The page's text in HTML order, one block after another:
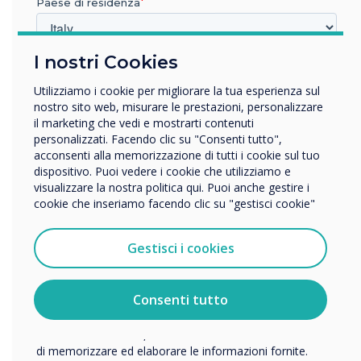
emotivo di una forza lavoro costantemente
distanziata.
Mentre si tiene una riunione in una Huddle
Room, ad esempio, con persone distanti 2 metri
l'una dall'altra o addirittura non presenti nella
stanza, sembra ridicolmente contraddittorio, le
riunioni regolari del team saranno più
importanti che mai. Riunire le persone e
concentrarsi su uno schermo condiviso, che
siano nella stanza o meno, consente loro di
incontrarsi, interagire, chattare, ridere,
supportare, confortare, pensare e collaborare.
Questo è ciò che trasforma un gruppo di
persone in un team produttivo, ovunque si
trovino.
Così come il futuro è sempre stato plasmato
I nostri Cookies
Utilizziamo i cookie per migliorare la tua esperienza sul
nostro sito web, misurare le prestazioni, personalizzare
il marketing che vedi e mostrarti contenuti
personalizzati. Facendo clic su "Consenti tutto",
acconsenti alla memorizzazione di tutti i cookie sul tuo
dispositivo. Puoi vedere i cookie che utilizziamo e
visualizzare la nostra politica qui. Puoi anche gestire i
cookie che inseriamo facendo clic su "gestisci cookie"
Gestisci i cookies
Consenti tutto
In quale settore lavora?
Impresa
Altro
Nome della società
Vorremmo contattarti in merito ai nostri prodotti e servizi
Accetto di ricevere comunicazioni da Clevertouch.
Per informazioni su come raccogliamo e utilizziamo i
vostri dati personali, visitate la nostra
informativa sulla
di memorizzare ed elaborare le informazioni fornite.